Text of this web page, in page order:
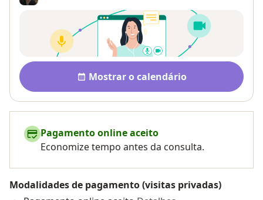
Disponibilidade
Mostrar o calendário
Pagamento online aceito
Economize tempo antes da consulta.
Modalidades de pagamento (visitas privadas)